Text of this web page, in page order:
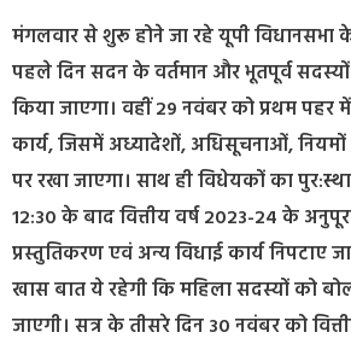
मंगलवार से शुरू होने जा रहे यूपी विधानसभा
पहले दिन सदन के वर्तमान और भूतपूर्व
किया जाएगा। वहीं 29 नवंबर को प्रथम
कार्य, जिसमें अध्यादेशों, अधिसूचनाओं,
पर रखा जाएगा। साथ ही विधेयकों का
12:30 के बाद वित्तीय वर्ष 2023-24 के
प्रस्तुतिकरण एवं अन्य विधाई कार्य निपटाए
खास बात ये रहेगी कि महिला सदस्यों को
जाएगी। सत्र के तीसरे दिन 30 नवंबर को